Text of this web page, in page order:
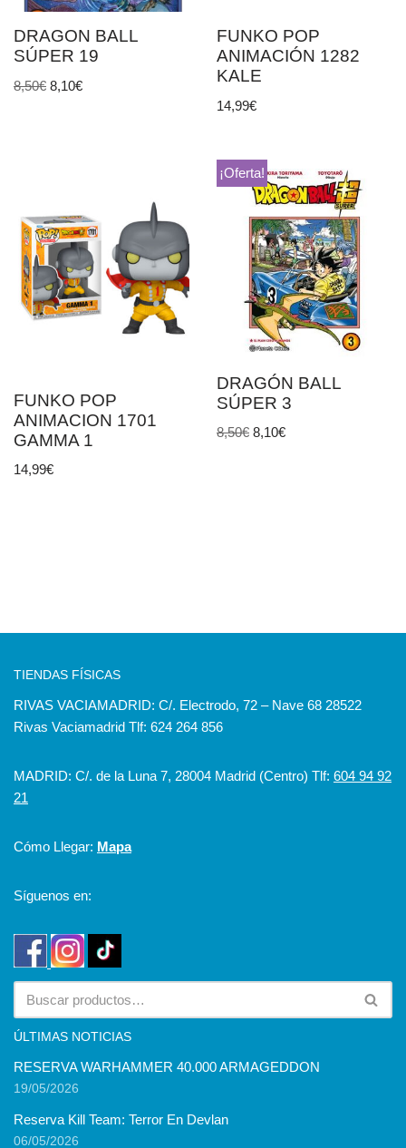
DRAGON BALL
SÚPER 19
8,50€ 8,10€
FUNKO POP
ANIMACIÓN 1282
KALE
14,99€
FUNKO POP
ANIMACION 1701
GAMMA 1
14,99€
¡Oferta!
DRAGÓN BALL
SÚPER 3
8,50€ 8,10€
TIENDAS FÍSICAS
RIVAS VACIAMADRID: C/. Electrodo, 72 – Nave 68 28522
Rivas Vaciamadrid Tlf: 624 264 856
MADRID: C/. de la Luna 7, 28004 Madrid (Centro) Tlf: 604 94 92
21
Cómo Llegar: Mapa
Síguenos en:
ÚLTIMAS NOTICIAS
RESERVA WARHAMMER 40.000 ARMAGEDDON
19/05/2026
Reserva Kill Team: Terror En Devlan
06/05/2026